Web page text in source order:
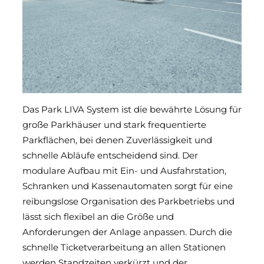
Das Park LIVA System ist die bewährte Lösung für
große Parkhäuser und stark frequentierte
Parkflächen, bei denen Zuverlässigkeit und
schnelle Abläufe entscheidend sind. Der
modulare Aufbau mit Ein- und Ausfahrstation,
Schranken und Kassenautomaten sorgt für eine
reibungslose Organisation des Parkbetriebs und
lässt sich flexibel an die Größe und
Anforderungen der Anlage anpassen. Durch die
schnelle Ticketverarbeitung an allen Stationen